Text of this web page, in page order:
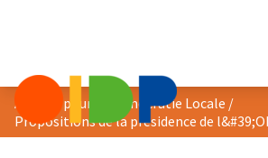
Agenda pour la Démocratie Locale /
Propositions de la présidence de